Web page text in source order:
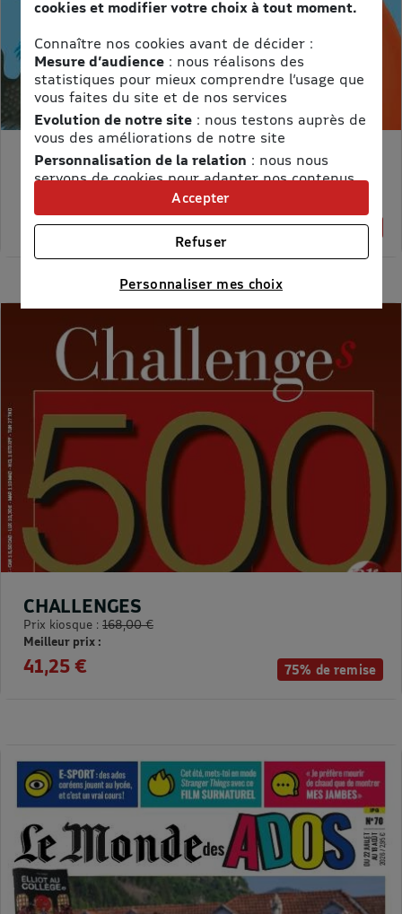
18% de remise
MON PETIT SCIENCE ET VIE AVEC NANO
Prix kiosque :71,40 €
58,65 €
75% de remise
CHALLENGES
Prix kiosque : 168,00 €
Meilleur prix :
41,25 €
cookies et modifier votre choix à tout moment.
Connaître nos cookies avant de décider :
Mesure d’audience: nous réalisons des
statistiques pour mieux comprendre l’usage que
vous faites du site et de nos services
Evolution de notre site: nous testons auprès de
vous des améliorations de notre site
Personnalisation de la relation : nous nous
servons de cookies pour adapter nos contenus
et personnaliser nos offres
Univers publicitaire: nous utilisons avec nos
partenaires des cookies pour afficher des
publicités personnalisées
Connaître notre politique cookies et la liste de nos
Personnaliser mes choix
Refuser
Accepter